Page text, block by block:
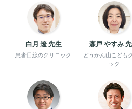
白月 遼 先生
患者目線のクリニック
森戸 やすみ
どうかん山こども
ック